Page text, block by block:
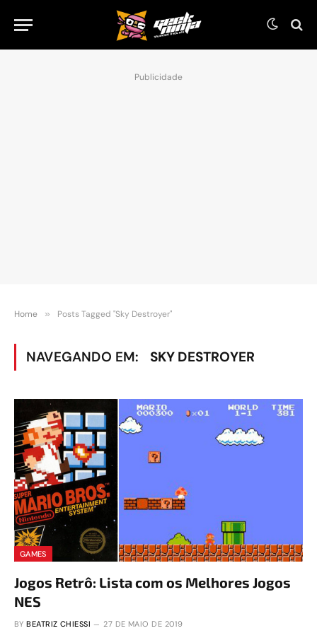
Publicidade
Home » Posts Tagged "Sky Destroyer"
NAVEGANDO EM: SKY DESTROYER
GAMES
Jogos Retrô: Lista com os Melhores Jogos
NES
BY BEATRIZ CHIESSI 27 DE MAIO DE 2019